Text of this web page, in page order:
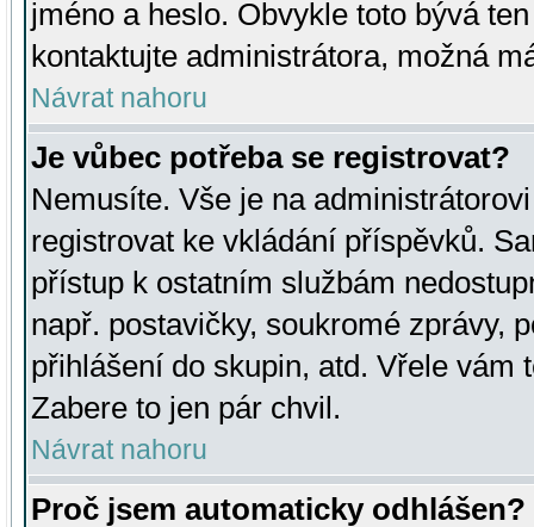
jméno a heslo. Obvykle toto bývá
kontaktujte administrátora, možná
Návrat nahoru
Je vůbec potřeba se registrovat?
Nemusíte. Vše je na
registrovat ke vkládání příspěvků.
přístup k ostatním službám
např. postavičky, soukromé zprávy,
přihlášení do skupin, atd. Vřele vám
Zabere to jen pár chvil.
Návrat nahoru
Proč jsem automaticky odhlášen?